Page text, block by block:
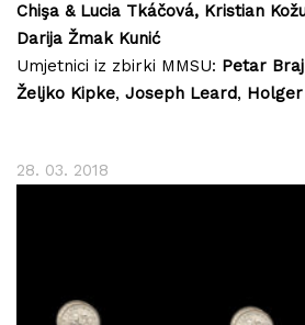
Chişa & Lucia Tkáčová, Kristian
Darija Žmak Kunić
Umjetnici iz zbirki MMSU: Petar
Željko Kipke, Joseph Leard,
28. 03. 2018